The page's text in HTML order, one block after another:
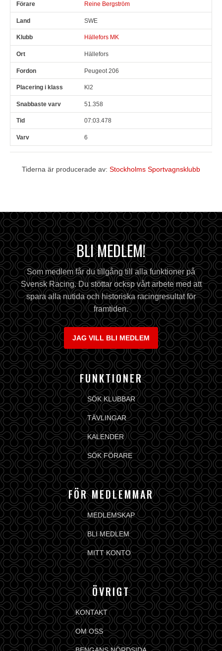
Reine Bergström
SWE
Hällefors MK
Hällefors
Peugeot 206
Kl2
51.358
07:03.478
6
Tiderna är producerade av: Stockholms Sportvagnsklubb
BLI MEDLEM!
Som medlem får du tillgång till alla funktioner på
Svensk Racing. Du stöttar ocksp vårt arbete med att
spara alla nutida och historiska racingresultat för
framtiden.
JAG VILL BLI MEDLEM
FUNKTIONER
SÖK KLUBBAR
TÄVLINGAR
KALENDER
SÖK FÖRARE
FÖR MEDLEMMAR
MEDLEMSKAP
BLI MEDLEM
MITT KONTO
ÖVRIGT
KONTAKT
OM OSS